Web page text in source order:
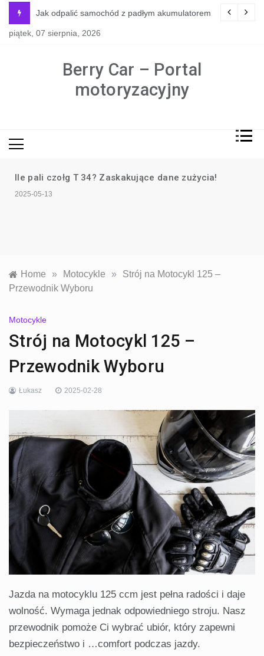
content
naprawdę potrzebne?
Jak odpalić samochód z padłym akumulatorem
piątek, 07 sierpnia, 2026
Berry Car – Portal
motoryzacyjny
Ile pali czołg T 34? Zaskakujące dane zużycia!
2025-05-13
Home » Motocykle »
Strój na Motocykl 125 –
Przewodnik Wyboru
Motocykle
Strój na Motocykl 125 –
Przewodnik Wyboru
Łukasz 2025-02-28
Jazda na motocyklu 125 ccm jest pełna radości i daje
wolność. Wymaga jednak odpowiedniego stroju. Nasz
przewodnik pomoże Ci wybrać ubiór, który zapewni
bezpieczeństwo i …comfort podczas jazdy.